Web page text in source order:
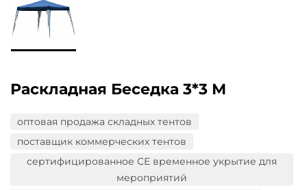
Раскладная Беседка 3*3 М
оптовая продажа складных тентов
поставщик коммерческих тентов
сертифицированное CE временное укрытие для
мероприятий